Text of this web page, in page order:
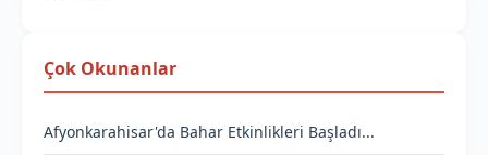
Çok Okunanlar
Afyonkarahisar'da Bahar Etkinlikleri Başladı...